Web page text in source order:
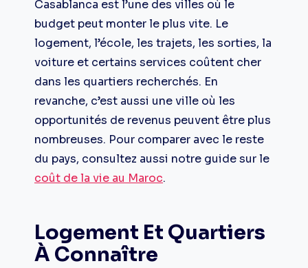
Casablanca est l’une des villes où le
budget peut monter le plus vite. Le
logement, l’école, les trajets, les sorties, la
voiture et certains services coûtent cher
dans les quartiers recherchés. En
revanche, c’est aussi une ville où les
opportunités de revenus peuvent être plus
nombreuses. Pour comparer avec le reste
du pays, consultez aussi notre guide sur le
coût de la vie au Maroc.
Logement Et Quartiers
À Connaître